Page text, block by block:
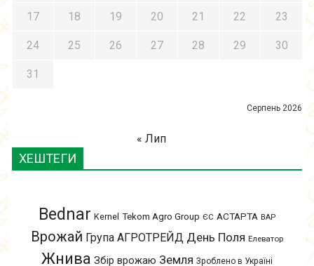
Серпень 2026
17 18 19 20 21 22 23
24 25 26 27 28 29 30
31
« Лип
ХЕШТЕГИ
Bednar Kernel Tekom Agro Group ЄС АСТАРТА ВАР
Врожай Група АГРОТРЕЙД День Поля Елеватор
Жнива Збір врожаю Земля Зроблено в Україні